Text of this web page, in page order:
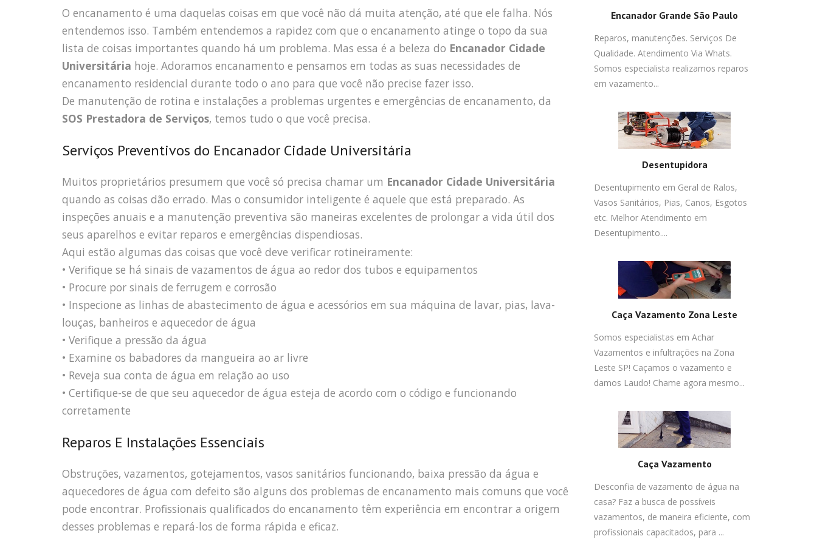
O encanamento é uma daquelas coisas em que você não dá muita atenção, até que ele falha. Nós
entendemos isso. Também entendemos a rapidez com que o encanamento atinge o topo da sua
lista de coisas importantes quando há um problema. Mas essa é a beleza do Encanador Cidade
Universitária hoje. Adoramos encanamento e pensamos em todas as suas necessidades de
encanamento residencial durante todo o ano para que você não precise fazer isso.
De manutenção de rotina e instalações a problemas urgentes e emergências de encanamento, da
SOS Prestadora de Serviços, temos tudo o que você precisa.
Serviços Preventivos do Encanador Cidade Universitária
Muitos proprietários presumem que você só precisa chamar um Encanador Cidade Universitária
quando as coisas dão errado. Mas o consumidor inteligente é aquele que está preparado. As
inspeções anuais e a manutenção preventiva são maneiras excelentes de prolongar a vida útil dos
seus aparelhos e evitar reparos e emergências dispendiosas.
Aqui estão algumas das coisas que você deve verificar rotineiramente:
• Verifique se há sinais de vazamentos de água ao redor dos tubos e equipamentos
• Procure por sinais de ferrugem e corrosão
• Inspecione as linhas de abastecimento de água e acessórios em sua máquina de lavar, pias, lava-
louças, banheiros e aquecedor de água
• Verifique a pressão da água
• Examine os babadores da mangueira ao ar livre
• Reveja sua conta de água em relação ao uso
• Certifique-se de que seu aquecedor de água esteja de acordo com o código e funcionando
corretamente
Reparos E Instalações Essenciais
Obstruções, vazamentos, gotejamentos, vasos sanitários funcionando, baixa pressão da água e
aquecedores de água com defeito são alguns dos problemas de encanamento mais comuns que você
pode encontrar. Profissionais qualificados do encanamento têm experiência em encontrar a origem
desses problemas e repará-los de forma rápida e eficaz.
Encanador Grande São Paulo
Reparos, manutenções. Serviços De
Qualidade. Atendimento Via Whats.
Somos especialista realizamos reparos
em vazamento...
Desentupidora
Desentupimento em Geral de Ralos,
Vasos Sanitários, Pias, Canos, Esgotos
etc. Melhor Atendimento em
Desentupimento....
Caça Vazamento Zona Leste
Somos especialistas em Achar
Vazamentos e infultrações na Zona
Leste SP! Caçamos o vazamento e
damos Laudo! Chame agora mesmo...
Caça Vazamento
Desconfia de vazamento de água na
casa? Faz a busca de possíveis
vazamentos, de maneira eficiente, com
profissionais capacitados, para ...